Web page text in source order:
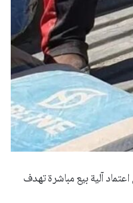
آلية بيع مباشرة تهدف